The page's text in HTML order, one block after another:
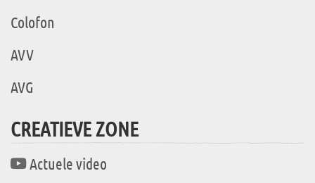
Colofon
AVV
AVG
CREATIEVE ZONE
Actuele video